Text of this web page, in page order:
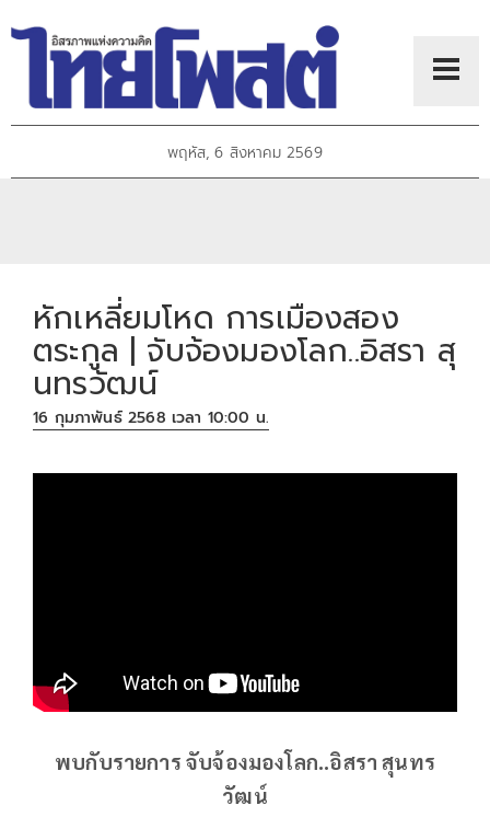
พฤหัส, 6 สิงหาคม 2569
หักเหลี่ยมโหด การเมืองสอง
ตระกูล | จับจ้องมองโลก..อิสรา สุ
นทรวัฒน์
16 กุมภาพันธ์ 2568 เวลา 10:00 น.
พบกับรายการ จับจ้องมองโลก..อิสรา สุนทร
วัฒน์